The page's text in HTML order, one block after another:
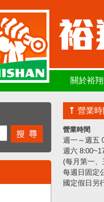
關於裕翔
營業時
營業時間
週一～週五
週六
(每月第一
每週日固定
國定假日另